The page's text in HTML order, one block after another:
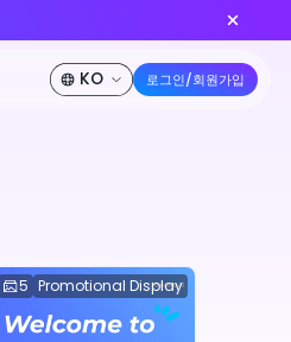
5 Promotional Display